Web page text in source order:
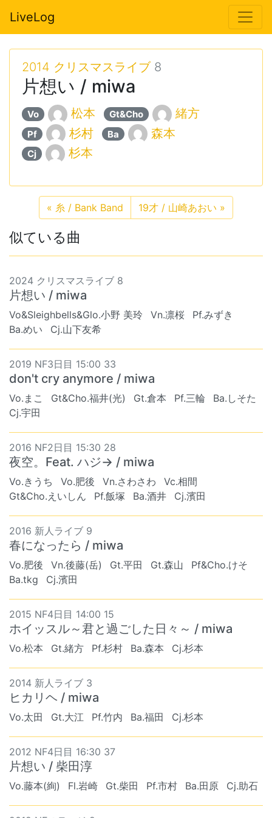
LiveLog
2014 クリスマスライブ8
片想い / miwa
Vo 松本 Gt&Cho 緒方
Pf 杉村 Ba 森本
Cj 杉本
« 糸 / Bank Band 19才 / 山崎あおい »
似ている曲
2024 クリスマスライブ 8
片想い / miwa
Vo&Sleighbells&Glo.小野 美玲 Vn.凛桜
Pf.みずき
Ba.めい
Cj.山下友希
2019 NF3日目 15:00 33
don't cry anymore / miwa
Vo.まこ Gt&Cho.福井(光) Gt.倉本 Pf.三輪
Ba.しそた
Cj.宇田
2016 NF2日目 15:30 28
夜空。Feat. ハジ→ / miwa
Vo.きうち Vo.肥後 Vn.さわさわ
Vc.相間
Gt&Cho.えいしん
Pf.飯塚 Ba.酒井 Cj.濱田
2016 新人ライブ 9
春になったら / miwa
Vo.肥後 Vn.後藤(岳) Gt.平田 Gt.森山
Pf&Cho.けそ
Ba.tkg
Cj.濱田
2015 NF4日目 14:00 15
ホイッスル～君と過ごした日々～ / miwa
Vo.松本 Gt.緒方 Pf.杉村 Ba.森本 Cj.杉本
2014 新人ライブ 3
ヒカリヘ / miwa
Vo.太田 Gt.大江 Pf.竹内 Ba.福田 Cj.杉本
2012 NF4日目 16:30 37
片想い / 柴田淳
Vo.藤本(絢) Fl.岩崎 Gt.柴田 Pf.市村 Ba.田原 Cj.助石